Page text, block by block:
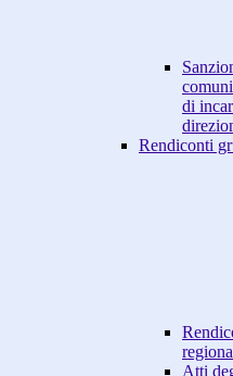
di
Rendiconti
Atti